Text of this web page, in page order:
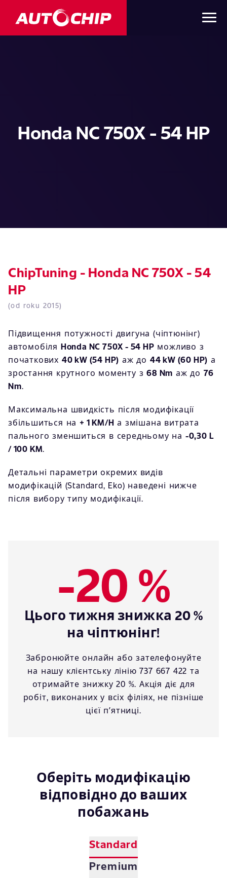
Honda NC 750X - 54 HP
ChipTuning - Honda NC 750X - 54
HP
(od roku 2015)
Підвищення потужності двигуна (чіптюнінг)
автомобіля Honda NC 750X - 54 HP можливо з
початкових 40 kW (54 HP) аж до 44 kW (60 HP) а
зростання крутного моменту з68 Nm аж до 76
Nm.
Максимальна швидкість після модифікації
збільшиться на+ 1 KM/H а змішана витрата
пального зменшиться в середньому на -0,30 L
/ 100 KM.
Детальні параметри окремих видів
модифікацій (Standard, Eko) наведені нижче
після вибору типу модифікації.
-20 %
Цього тижня знижка 20 %
на чіптюнінг!
Забронюйте онлайн або зателефонуйте
на нашу клієнтську лінію 737 667 422 та
отримайте знижку 20 %. Акція діє для
робіт, виконаних у всіх філіях, не пізніше
цієї пʼятниці.
Оберіть модифікацію
відповідно до ваших
побажань
Standard
Premium